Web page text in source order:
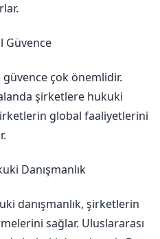
Güvence
güvence çok önemlidir.
şirketlere hukuki
global faaliyetlerini
Danışmanlık
danışmanlık, şirketlerin
sağlar. Uluslararası